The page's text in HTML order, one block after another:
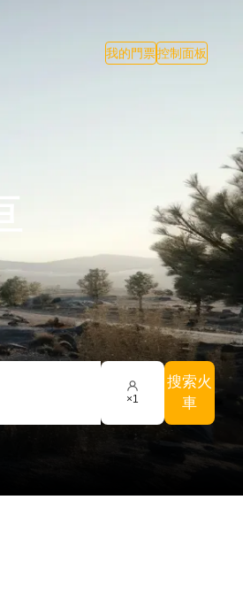
我的門票控制面板
×1
搜索火
車